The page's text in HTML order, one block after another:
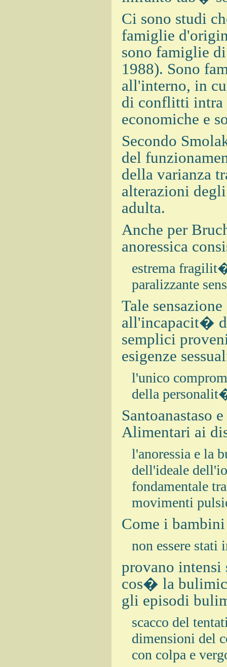
Ci sono studi
famiglie
sono famiglie
1988). Sono
all'interno, in
di conflitti intra
economiche e
Secondo
del
della varianza
alterazioni
adulta.
Anche per
anoressica
estrema
paralizzante
Tale
all'incapacit�
semplici
esigenze
l'unico
della
Santoanastaso
Alimentari ai
l'anoressia e la
dell'ideale
fondamentale
movimenti
Come i
non essere stati
provano intensi
cos� la
gli episodi
scacco del
dimensioni del
con colpa e